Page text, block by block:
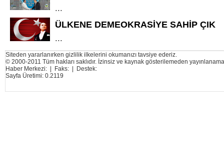
...
ÜLKENE DEMEOKRASİYE SAHİP ÇIK
...
Siteden yararlanırken gizlilik ilkelerini okumanızı tavsiye ederiz.
© 2000-2011 Tüm hakları saklıdır. İzinsiz ve kaynak gösterilemeden
Haber Merkezi: | Faks: | Destek:
Sayfa Üretimi: 0.2119